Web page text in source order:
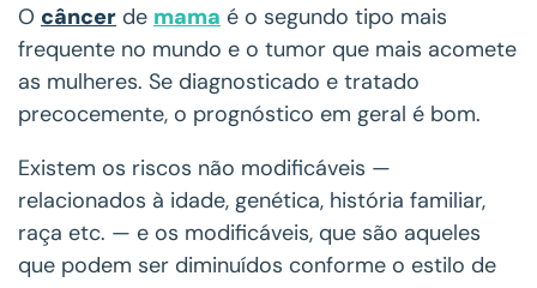
O câncer de mama é o segundo tipo mais
frequente no mundo e o tumor que mais acomete
as mulheres. Se diagnosticado e tratado
precocemente, o prognóstico em geral é bom.
Existem os riscos não modificáveis —
relacionados à idade, genética, história familiar,
raça etc. — e os modificáveis, que são aqueles
que podem ser diminuídos conforme o estilo de